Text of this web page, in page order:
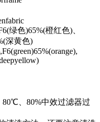
绿色)65%(橙红色)、
深黄色)
80℃、80%中效过滤器过